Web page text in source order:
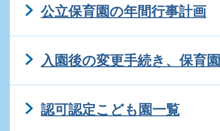
公立保育園の年間行事計画
入園後の変更手続き、保育
認可認定こども園一覧